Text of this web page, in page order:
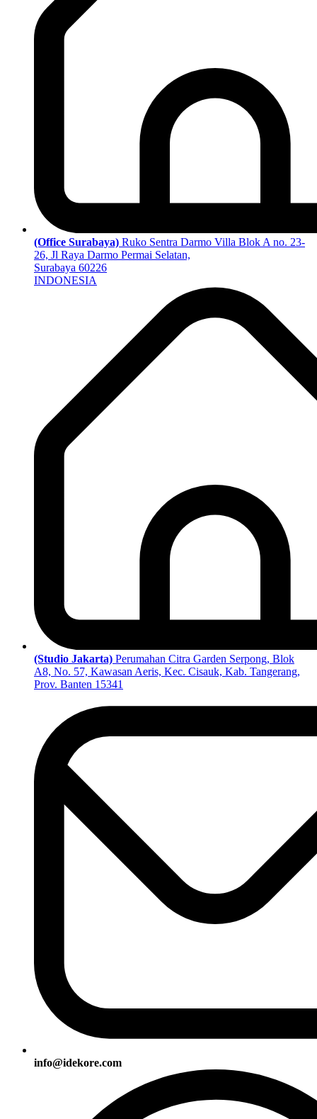
(Office Surabaya) Ruko Sentra Darmo Villa Blok A no. 23-
26, Jl Raya Darmo Permai Selatan,
Surabaya 60226
INDONESIA
(Studio Jakarta) Perumahan Citra Garden Serpong, Blok
A8, No. 57, Kawasan Aeris, Kec. Cisauk, Kab. Tangerang,
Prov. Banten 15341
info@idekore.com